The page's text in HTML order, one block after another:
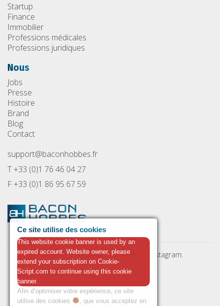
Startup
Finance
Immobilier
Professions médicales
Professions juridiques
Nous
Jobs
Presse
Histoire
Brand
Blog
Contact
support@baconhobbes.fr
T +33 (0)1 76 46 04 27
F +33 (0)1 86 95 67 59
Twitter. Facebook. LinkedIn. Instagram.
Plan du site
Legal
Ce site utilise des cookies
This website cookie banner is used by an
expired account. Website owner, please
extend your subscription on Cookie-
Script.com to continue using this cookie
banner.
Afin d’optimiser votre expérience, ce site
utilise des cookies
, que vous acceptez en